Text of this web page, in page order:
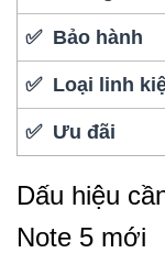
✅ Bảo hành
✅ Loại linh
✅ Ưu đãi
Dấu hiệu
Note 5 mới